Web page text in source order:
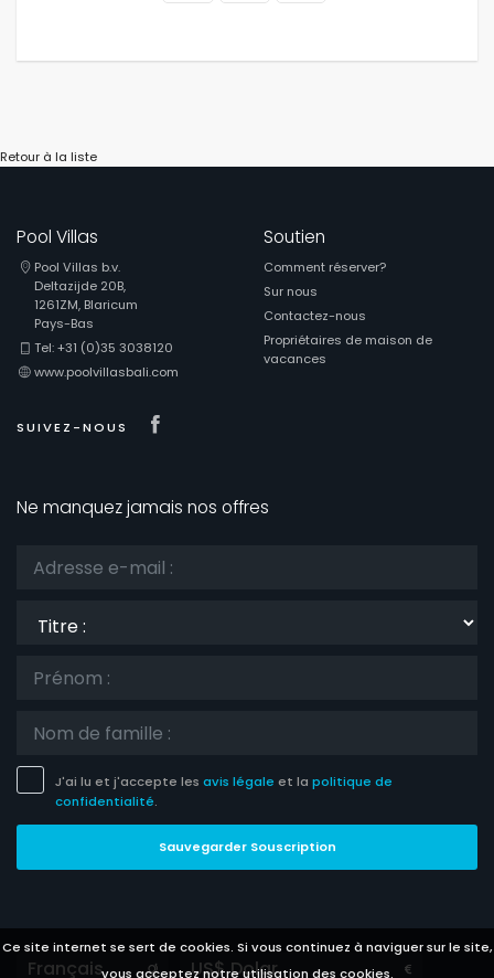
Ce site internet se sert de cookies. Si vous continuez à naviguer sur le site,
vous acceptez notre utilisation des cookies.
Retour à la liste
Pool Villas
Pool Villas b.v.
Deltazijde 20B,
1261ZM, Blaricum
Pays-Bas
Tel: +31 (0)35 3038120
www.poolvillasbali.com
SUIVEZ-NOUS
Soutien
Comment réserver?
Sur nous
Contactez-nous
Propriétaires de maison de
vacances
Ne manquez jamais nos offres
J'ai lu et j'accepte les avis légale et la politique de
confidentialité.
Sauvegarder Souscription
Languages Currencies